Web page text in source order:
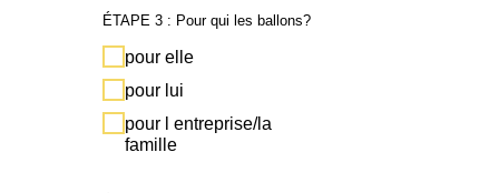
ÉTAPE 3 : Pour qui les ballons?
pour elle
pour lui
pour l entreprise/la
famille